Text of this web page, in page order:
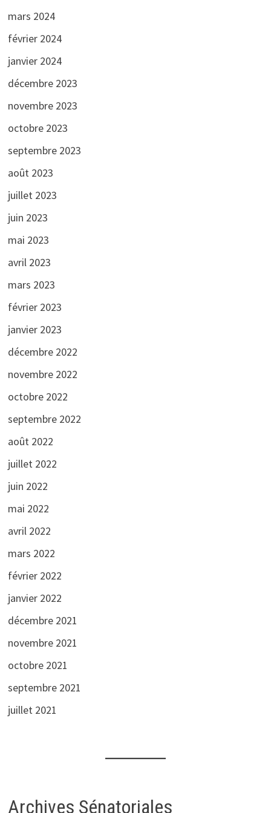
mars 2024
février 2024
janvier 2024
décembre 2023
novembre 2023
octobre 2023
septembre 2023
août 2023
juillet 2023
juin 2023
mai 2023
avril 2023
mars 2023
février 2023
janvier 2023
décembre 2022
novembre 2022
octobre 2022
septembre 2022
août 2022
juillet 2022
juin 2022
mai 2022
avril 2022
mars 2022
février 2022
janvier 2022
décembre 2021
novembre 2021
octobre 2021
septembre 2021
juillet 2021
Archives Sénatoriales